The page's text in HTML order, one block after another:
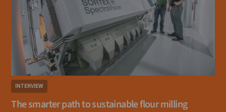
INTERVIEW
MÜHLE
The smarter path to sustainable flour milling